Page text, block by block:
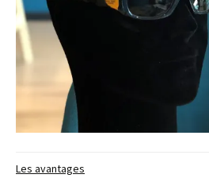
Les avantages